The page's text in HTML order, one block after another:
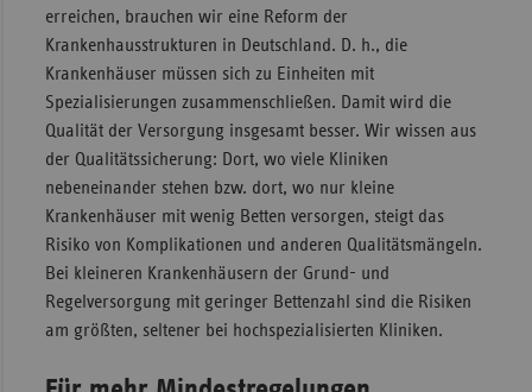
erreichen, brauchen wir eine Reform der
Krankenhausstrukturen in Deutschland. D. h., die
Krankenhäuser müssen sich zu Einheiten mit
Spezialisierungen zusammenschließen. Damit wird die
Qualität der Versorgung insgesamt besser. Wir wissen aus
der Qualitätssicherung: Dort, wo viele Kliniken
nebeneinander stehen bzw. dort, wo nur kleine
Krankenhäuser mit wenig Betten versorgen, steigt das
Risiko von Komplikationen und anderen Qualitätsmängeln.
Bei kleineren Krankenhäusern der Grund- und
Regelversorgung mit geringer Bettenzahl sind die Risiken
am größten, seltener bei hochspezialisierten Kliniken.